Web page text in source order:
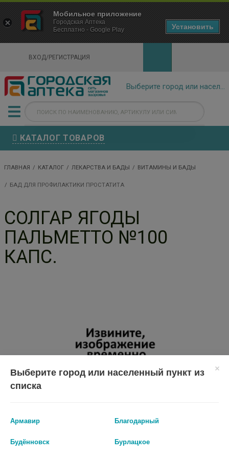
ВХОД/РЕГИСТРАЦИЯ
КАТАЛОГ ТОВАРОВ
ГЛАВНАЯ КАТАЛОГ ЛЕКАРСТВА И БАДЫ ВИТАМИНЫ И БАДЫ
БАД ДЛЯ ПРОФИЛАКТИКИ ПРОСТАТИТА
СОЛГАР ЯГОДЫ
ПАЛЬМЕТТО №100
КАПС.
×
Городская Аптека Маркетплейс
- In Google Play
Выберите город или населенный пункт из
списка
Армавир Благодарный
Будённовск Бурлацкое
Мобильное приложение
Городская Аптека
Бесплатно - Google Play
Установить